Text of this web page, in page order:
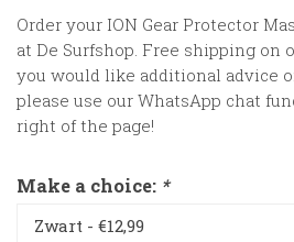
Order your ION Gear Protector
at De Surfshop. Free shipping on
you would like additional advice
please use our WhatsApp chat
right of the page!
Make a choice: *